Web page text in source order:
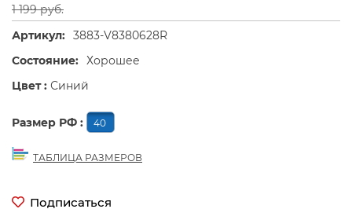
1 199 руб.
Артикул: 3883-V8380628R
Состояние: Хорошее
Цвет : Синий
Размер РФ : 40
ТАБЛИЦА РАЗМЕРОВ
Подписаться